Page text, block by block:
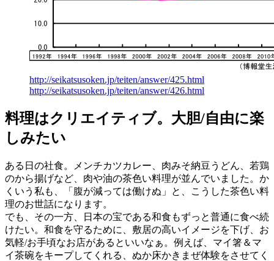
http://seikatsusoken.jp/teiten/answer/425.html
http://seikatsusoken.jp/teiten/answer/426.html
料理はクリエイティブ。大胆/自由に楽
しみたい
ある日の社食。メンチカツカレー、肉みそ納豆うどん、若鶏
のから揚げなど、肉や油の茶色い料理が並んでいました。か
くいう私も、「腹が減っては働けぬ」と、こうした茶色い料
理のお世話になります。
でも、その一方、日本の宝である和食もずっと普通に食べ続
けたい。和食を守るために、敷居の高いイメージを下げ、お
気軽/お手頃なお店があるといいなぁ。例えば、マイ箸＆マ
イ茶碗をキープしてくれる、ぬか床かきまぜ体験をさせてく